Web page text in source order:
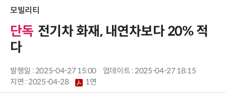
모빌리티
단독 전기차 화재, 내연차보다 20% 적
다
발행일 : 2025-04-27 15:00
업데이트 : 2025-04-27 18:15
지면 :2025-04-28 1면